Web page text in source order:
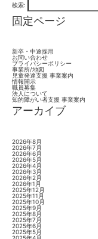
検索:
固定ページ
新卒・中途採用
お問い合わせ
プライバシーポリシー
事業所/地図
児童発達支援 事業案内
情報開示
職員募集
法人について
知的障がい者支援 事業案内
アーカイブ
2026年8月
2026年7月
2026年6月
2026年5月
2026年4月
2026年3月
2026年2月
2026年1月
2025年12月
2025年11月
2025年10月
2025年9月
2025年8月
2025年7月
2025年6月
2025年5月